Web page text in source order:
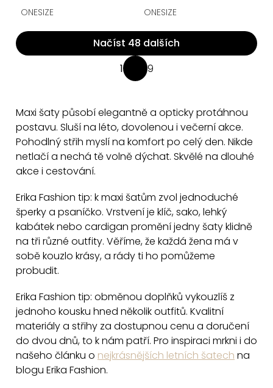
ONESIZE ONESIZE
O
v
á
d
a
c
p
r
v
k
y
p
i
s
u
Načíst 48 dalších
á
n
k
o
n
í
1 9
Maxi šaty působí elegantně a opticky protáhnou
postavu. Sluší na léto, dovolenou i večerní akce.
Pohodlný střih myslí na komfort po celý den. Nikde
netlačí a nechá tě volně dýchat. Skvělé na dlouhé
akce i cestování.
Erika Fashion tip: k maxi šatům zvol jednoduché
šperky a psaníčko. Vrstvení je klíč, sako, lehký
kabátek nebo cardigan promění jedny šaty klidně
na tři různé outfity. Věříme, že každá žena má v
sobě kouzlo krásy, a rády ti ho pomůžeme
probudit.
Erika Fashion tip: obměnou doplňků vykouzlíš z
jednoho kousku hned několik outfitů. Kvalitní
materiály a střihy za dostupnou cenu a doručení
do dvou dnů, to k nám patří. Pro inspiraci mrkni i do
našeho článku o nejkrásnějších letních šatech na
blogu Erika Fashion.